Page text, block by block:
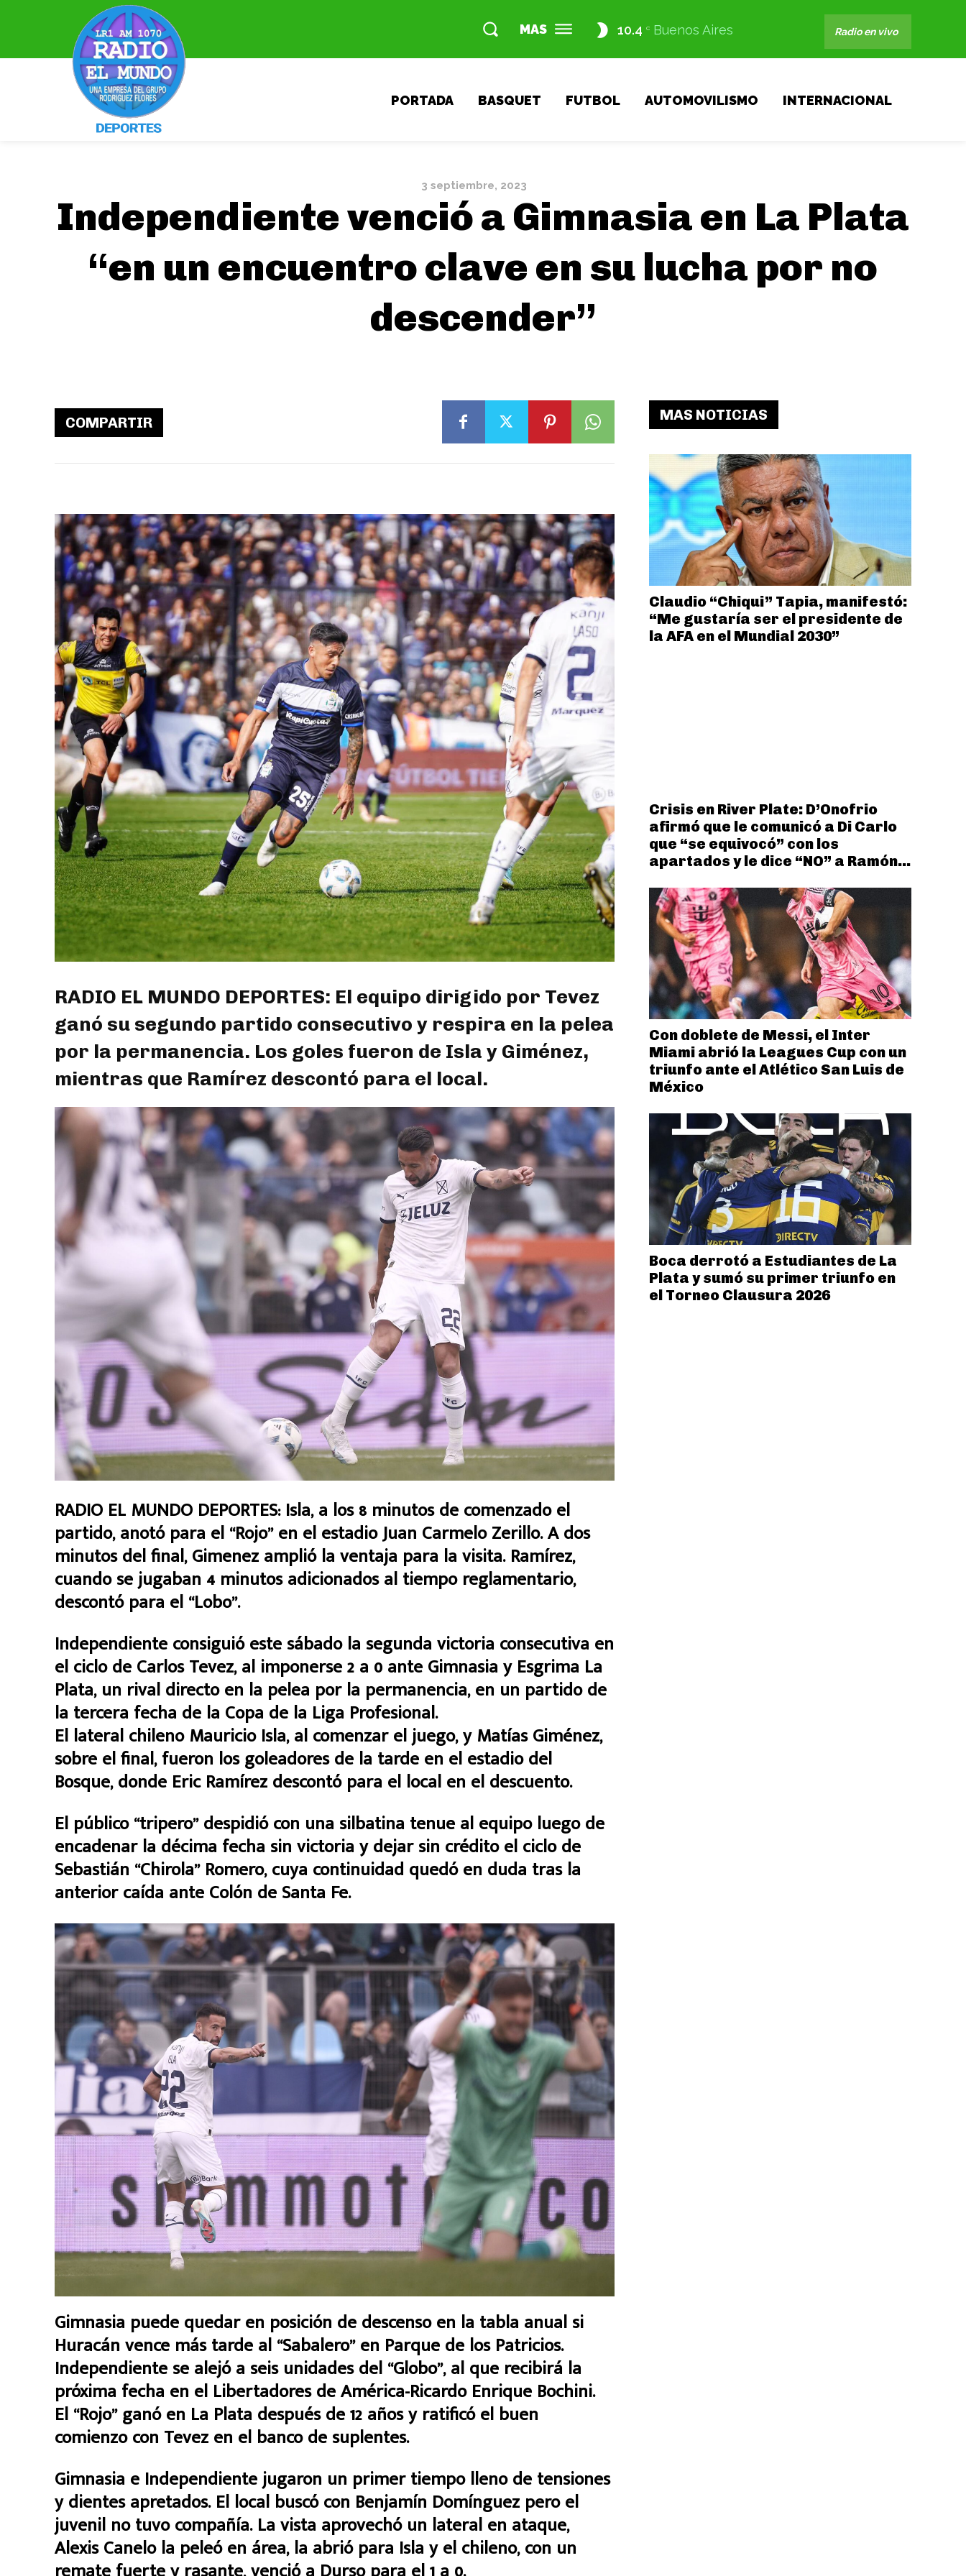
MAS 10.4 C Buenos Aires Radio en vivo
PORTADA BASQUET FUTBOL AUTOMOVILISMO INTERNACIONAL
3 septiembre, 2023
Independiente venció a Gimnasia en La Plata
“en un encuentro clave en su lucha por no
descender”
COMPARTIR
RADIO EL MUNDO DEPORTES: El equipo dirigido por Tevez
ganó su segundo partido consecutivo y respira en la pelea
por la permanencia. Los goles fueron de Isla y Giménez,
mientras que Ramírez descontó para el local.
RADIO EL MUNDO DEPORTES: Isla, a los 8 minutos de comenzado el
partido, anotó para el “Rojo” en el estadio Juan Carmelo Zerillo. A dos
minutos del final, Gimenez amplió la ventaja para la visita. Ramírez,
cuando se jugaban 4 minutos adicionados al tiempo reglamentario,
descontó para el “Lobo”.
Independiente consiguió este sábado la segunda victoria consecutiva en
el ciclo de Carlos Tevez, al imponerse 2 a 0 ante Gimnasia y Esgrima La
Plata, un rival directo en la pelea por la permanencia, en un partido de
la tercera fecha de la Copa de la Liga Profesional.
El lateral chileno Mauricio Isla, al comenzar el juego, y Matías Giménez,
sobre el final, fueron los goleadores de la tarde en el estadio del
Bosque, donde Eric Ramírez descontó para el local en el descuento.
El público “tripero” despidió con una silbatina tenue al equipo luego de
encadenar la décima fecha sin victoria y dejar sin crédito el ciclo de
Sebastián “Chirola” Romero, cuya continuidad quedó en duda tras la
anterior caída ante Colón de Santa Fe.
Gimnasia puede quedar en posición de descenso en la tabla anual si
Huracán vence más tarde al “Sabalero” en Parque de los Patricios.
Independiente se alejó a seis unidades del “Globo”, al que recibirá la
próxima fecha en el Libertadores de América-Ricardo Enrique Bochini.
El “Rojo” ganó en La Plata después de 12 años y ratificó el buen
comienzo con Tevez en el banco de suplentes.
Gimnasia e Independiente jugaron un primer tiempo lleno de tensiones
y dientes apretados. El local buscó con Benjamín Domínguez pero el
juvenil no tuvo compañía. La vista aprovechó un lateral en ataque,
Alexis Canelo la peleó en área, la abrió para Isla y el chileno, con un
MAS NOTICIAS
Claudio “Chiqui” Tapia, manifestó:
“Me gustaría ser el presidente de
la AFA en el Mundial 2030”
Crisis en River Plate: D’Onofrio
afirmó que le comunicó a Di Carlo
que “se equivocó” con los
apartados y le dice “NO” a Ramón...
Con doblete de Messi, el Inter
Miami abrió la Leagues Cup con un
triunfo ante el Atlético San Luis de
México
Boca derrotó a Estudiantes de La
Plata y sumó su primer triunfo en
el Torneo Clausura 2026